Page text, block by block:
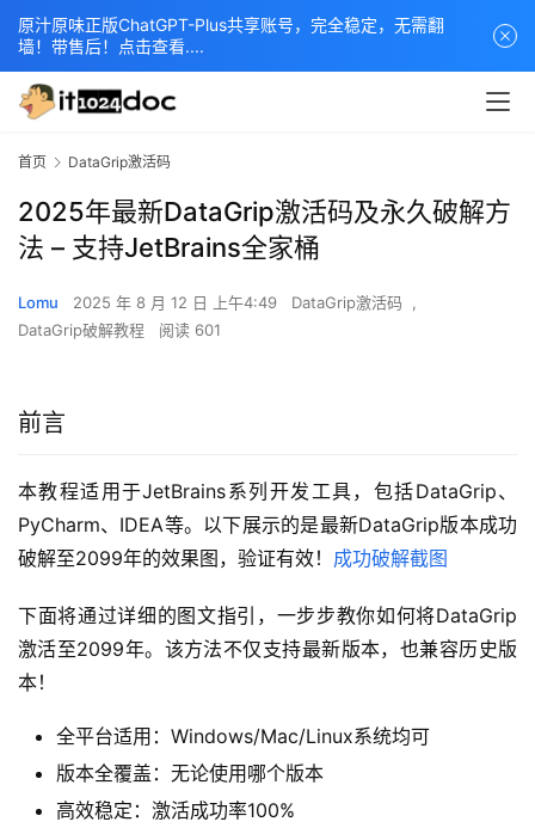
首页 DataGrip激活码
2025年最新DataGrip激活码及永久破解方
法 – 支持JetBrains全家桶
Lomu 2025 年 8 月 12 日 上午4:49 DataGrip激活码
,
DataGrip破解教程
阅读 601
前言
本教程适用于JetBrains系列开发工具，包括DataGrip、
PyCharm、IDEA等。以下展示的是最新DataGrip版本成功
破解至2099年的效果图，验证有效！ 成功破解截图
下面将通过详细的图文指引，一步步教你如何将DataGrip
激活至2099年。该方法不仅支持最新版本，也兼容历史版
本！
全平台适用：Windows/Mac/Linux系统均可
版本全覆盖：无论使用哪个版本
高效稳定：激活成功率100%
原汁原味正版ChatGPT-Plus共享账号，完全稳定，无需翻
墙！带售后！点击查看....